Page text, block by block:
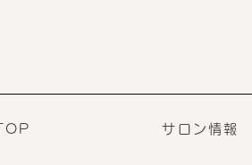
TOP サロン情報